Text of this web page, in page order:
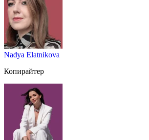
Nadya Elatnikova
Копирайтер